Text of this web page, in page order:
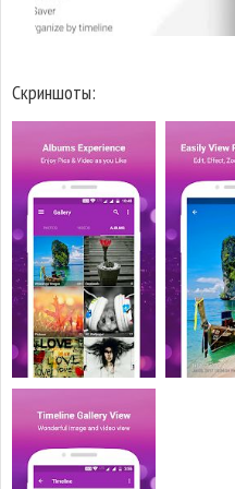
Скриншоты: